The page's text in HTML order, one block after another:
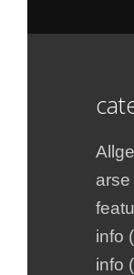
info
info